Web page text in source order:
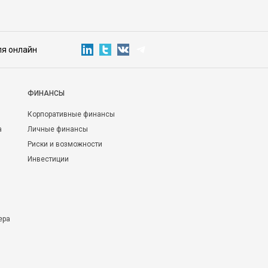
онлайн
ФИНАНСЫ
Корпоративные финансы
Личные финансы
Риски и возможности
Инвестиции